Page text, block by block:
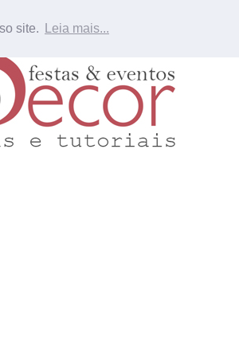
site. Leia mais...